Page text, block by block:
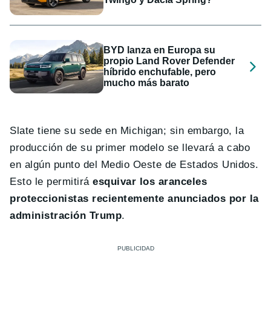
BYD lanza en Europa su
propio Land Rover Defender
híbrido enchufable, pero
mucho más barato
Slate tiene su sede en Michigan; sin embargo, la
producción de su primer modelo se llevará a cabo
en algún punto del Medio Oeste de Estados Unidos.
Esto le permitiráesquivar los aranceles
proteccionistas recientemente anunciados por la
administración Trump.